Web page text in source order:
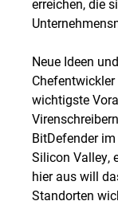
erreichen, die
Neue Ideen
wichtigste
BitDefender
Silicon Valley,
hier aus will
Standorten